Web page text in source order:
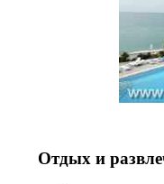
Отдых и